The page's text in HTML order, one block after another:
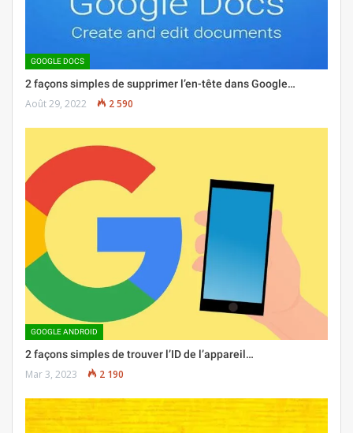
GOOGLE DOCS
2 façons simples de supprimer l’en-tête dans Google…
Août 29, 2022 2 590
GOOGLE ANDROID
2 façons simples de trouver l’ID de l’appareil…
Mar 3, 2023 2 190